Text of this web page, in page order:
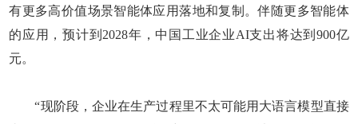
有更多高价值场景智能体应用落地和复制。伴随更多智能体
的应用，预计到2028年，中国工业企业AI支出将达到900亿
元。
“现阶段，企业在生产过程里不太可能用大语言模型直接